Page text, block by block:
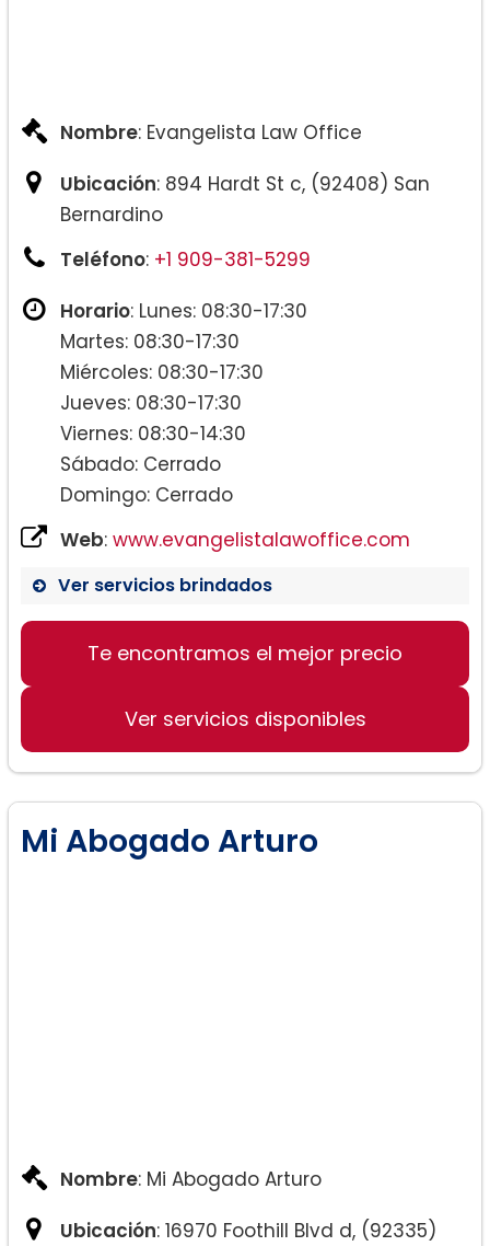
Nombre: Evangelista Law Office
Ubicación: 894 Hardt St c, (92408) San
Bernardino
Teléfono: +1 909-381-5299
Horario: Lunes: 08:30-17:30
Martes: 08:30-17:30
Miércoles: 08:30-17:30
Jueves: 08:30-17:30
Viernes: 08:30-14:30
Sábado: Cerrado
Domingo: Cerrado
Web: www.evangelistalawoffice.com
Ver servicios brindados
Te encontramos el mejor precio
Ver servicios disponibles
Mi Abogado Arturo
Nombre: Mi Abogado Arturo
Ubicación: 16970 Foothill Blvd d, (92335)